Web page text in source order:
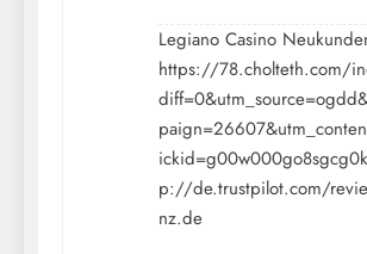
Legiano Casino
https://78.cholteth.com/
p://de.trustpilot.com/
nz.de